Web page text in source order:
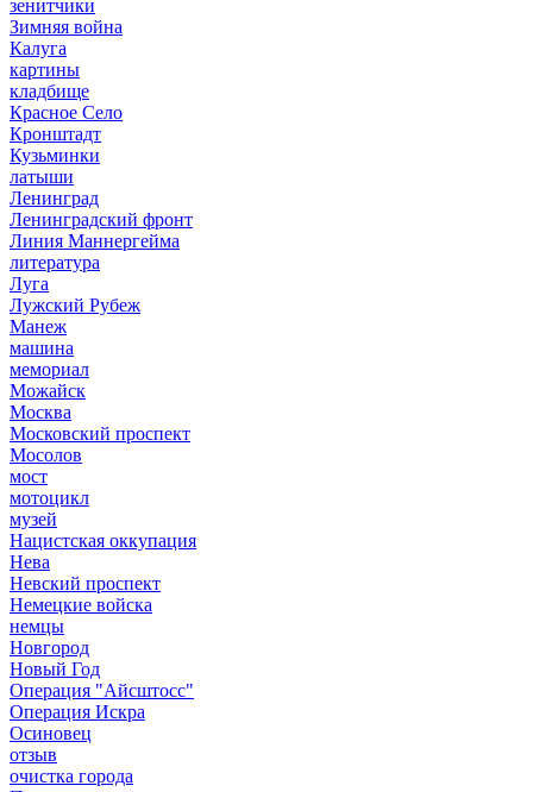
зенитчики
Зимняя война
Калуга
картины
кладбище
Красное Село
Кронштадт
Кузьминки
латыши
Ленинград
Ленинградский фронт
Линия Маннергейма
литература
Луга
Лужский Рубеж
Манеж
машина
мемориал
Можайск
Москва
Московский проспект
Мосолов
мост
мотоцикл
музей
Нацистская оккупация
Нева
Невский проспект
Немецкие войска
немцы
Новгород
Новый Год
Операция "Айсштосс"
Операция Искра
Осиновец
отзыв
очистка города